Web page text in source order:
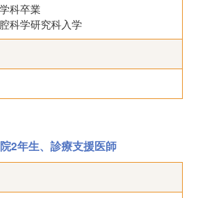
科卒業
科学研究科入学
2年生、診療支援医師